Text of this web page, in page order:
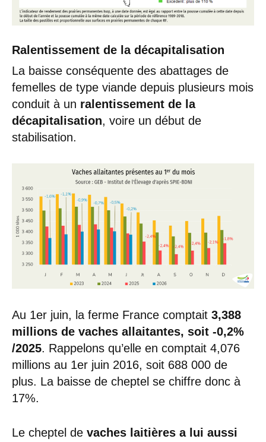
Ralentissement de la décapitalisation
La baisse conséquente des abattages de
femelles de type viande depuis plusieurs mois
conduit à un ralentissement de la
décapitalisation, voire un début de
stabilisation.
Au 1er juin, la ferme France comptait 3,388
millions de vaches allaitantes, soit -0,2%
/2025. Rappelons qu’elle en comptait 4,076
millions au 1er juin 2016, soit 688 000 de
plus. La baisse de cheptel se chiffre donc à
17%.
Le cheptel de vaches laitières a lui aussi